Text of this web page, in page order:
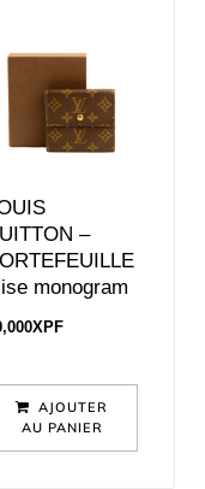
–
monogram
XPF
AJOUTER
AU PANIER